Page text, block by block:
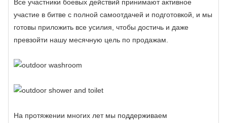
Все участники боевых действий принимают активное
участие в битве с полной самоотдачей и подготовкой, и мы
готовы приложить все усилия, чтобы достичь и даже
превзойти нашу месячную цель по продажам.
На протяжении многих лет мы поддерживаем